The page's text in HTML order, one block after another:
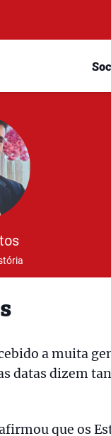
a muita
datas dizem
que os